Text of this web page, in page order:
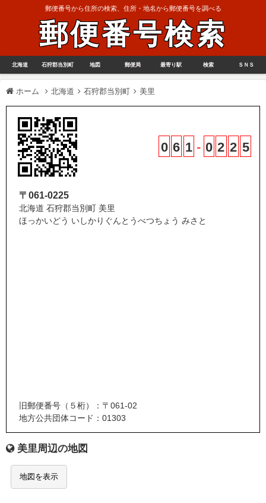
郵便番号から住所の検索、住所・地名から郵便番号を調べる
郵便番号検索
北海道 石狩郡当別町 地図 郵便局 最寄り駅 検索 ＳＮＳ
ホーム 北海道 石狩郡当別町 美里
0 6 1 - 0 2 2 5
〒061-0225
北海道 石狩郡当別町 美里
ほっかいどう いしかりぐんとうべつちょう みさと
旧郵便番号（５桁）：〒061-02
地方公共団体コード：01303
美里周辺の地図
地図を表示